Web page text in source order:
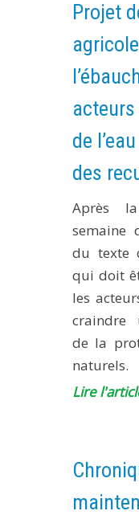
Projet
de
des
Après
semaine
du texte
qui doit
les
craindre
de la
naturels.
Lire